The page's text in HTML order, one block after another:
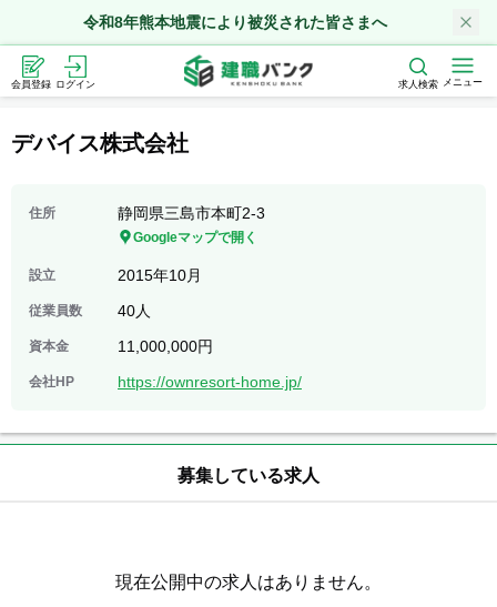
令和8年熊本地震により被災された皆さまへ
会員登録 ログイン 求人検索 メニュー
デバイス株式会社
住所 静岡県三島市本町2-3
Googleマップで開く
設立 2015年10月
従業員数 40人
資本金 11,000,000円
会社HP https://ownresort-home.jp/
募集している求人
現在公開中の求人はありません。